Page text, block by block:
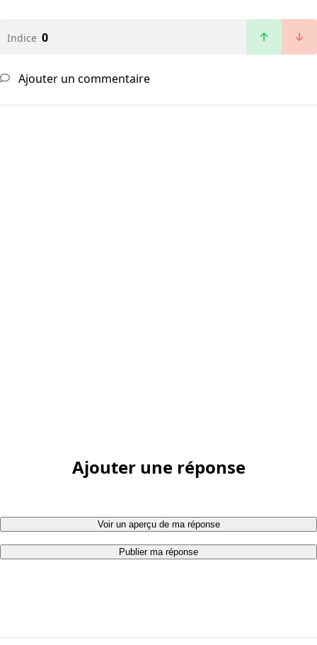
Indice 0
Ajouter un commentaire
Ajouter une réponse
Voir un aperçu de ma réponse
Publier ma réponse